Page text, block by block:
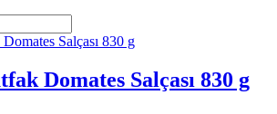
Domates Salçası 830 g